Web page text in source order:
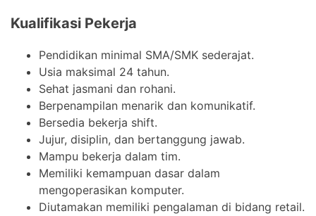
Kualifikasi Pekerja
Pendidikan minimal SMA/SMK sederajat.
Usia maksimal 24 tahun.
Sehat jasmani dan rohani.
Berpenampilan menarik dan komunikatif.
Bersedia bekerja shift.
Jujur, disiplin, dan bertanggung jawab.
Mampu bekerja dalam tim.
Memiliki kemampuan dasar dalam
mengoperasikan komputer.
Diutamakan memiliki pengalaman di bidang retail.